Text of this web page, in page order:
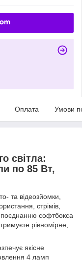
Оплата Умови
світла:
по 85 Вт,
та відеозйомки,
стрімів,
поєднанню софтбокса
рівномірне,
якісне
4 ламп